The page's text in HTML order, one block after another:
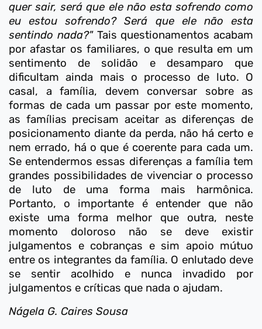
quer sair, será que ele não esta sofrendo como
eu estou sofrendo? Será que ele não esta
sentindo nada?" Tais questionamentos acabam
por afastar os familiares, o que resulta em um
sentimento de solidão e desamparo que
dificultam ainda mais o processo de luto. O
casal, a família, devem conversar sobre as
formas de cada um passar por este momento,
as famílias precisam aceitar as diferenças de
posicionamento diante da perda, não há certo e
nem errado, há o que é coerente para cada um.
Se entendermos essas diferenças a família tem
grandes possibilidades de vivenciar o processo
de luto de uma forma mais harmônica.
Portanto, o importante é entender que não
existe uma forma melhor que outra, neste
momento doloroso não se deve existir
julgamentos e cobranças e sim apoio mútuo
entre os integrantes da família. O enlutado deve
se sentir acolhido e nunca invadido por
julgamentos e críticas que nada o ajudam.
Nágela G. Caires Sousa